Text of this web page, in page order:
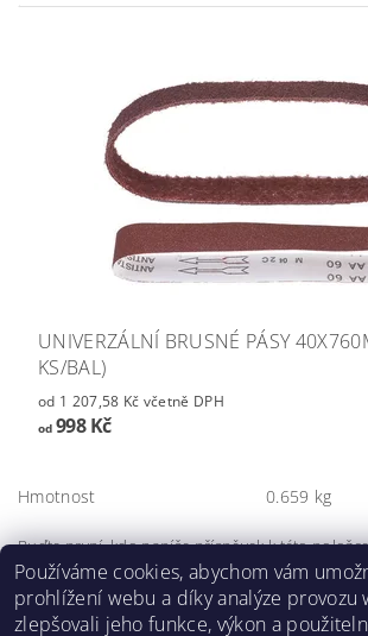
UNIVERZÁLNÍ BRUSNÉ PÁSY
KS/BAL)
od 1 207,58 Kč včetně DPH
od998 Kč
Hmotnost 0.659 kg
Buďte první, kdo napíše příspěvek k této
Přidat komentář
Používáme cookies, abychom vám
prohlížení webu a díky analýze provozu
zlepšovali jeho funkce, výkon a